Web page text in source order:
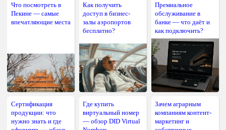
Что посмотреть в
Пекине — самые
впечатляющие места
Как получить
доступ в бизнес-
залы аэропортов
бесплатно?
Премиальное
обслуживание в
банке — что даёт и
как подключить?
Сертификация
продукции: что
нужно знать и где
Где купить
виртуальный номер
— обзор DID Virtual
Зачем аграрным
компаниям контент-
маркетинг и